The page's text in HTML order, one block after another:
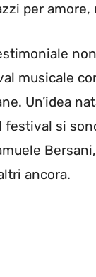
per
musicale
Un’idea
festival si
ancora.